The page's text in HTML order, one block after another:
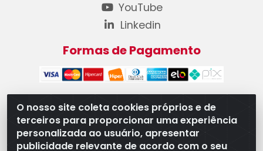
O nosso site coleta cookies próprios e de
terceiros para proporcionar uma experiência
personalizada ao usuário, apresentar
publicidade relevante de acordo com o seu
YouTube
Linkedin
Formas de Pagamento
WB Componentes Automotivos LTDA - CNPJ
08.528.393/0001-12 - Rua do Níquel, 667 - Parque
Oeste Industrial, Goiânia/GO - CEP 74375-660